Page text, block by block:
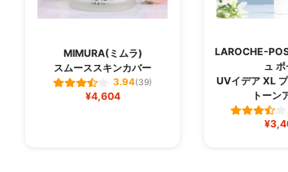
MIMURA(ミムラ)
スムーススキンカバー
3.94(39)
¥4,604
LAROCHE-
ュ ポ
UVイデア XL
トーン